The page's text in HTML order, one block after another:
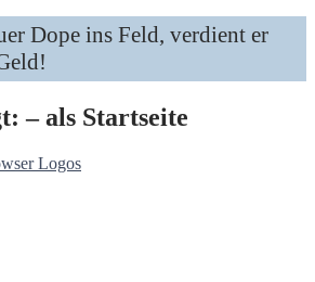
Dope ins Feld, verdient er
– als Startseite